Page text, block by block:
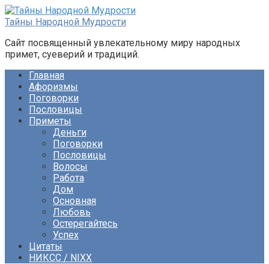
Перейти
к
Тайны Народной Мудрости
Сайт посвященный увлекательному миру народных
примет, суеверий и традиций.
Главная
Афоризмы
Поговорки
Пословицы
Приметы
Деньги
Поговорки
Пословицы
Волосы
Работа
Дом
Основная
Любовь
Остерегайтесь
Успех
Цитаты
НИКСС / NIXX